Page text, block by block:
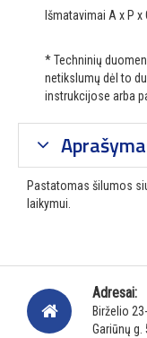
Išmatavimai A x P x
* Techninių
netikslumų dėl to
instrukcijose arba
Pastatomas šilumos
laikymui.
Adresai:
Birželio
Gariūnų